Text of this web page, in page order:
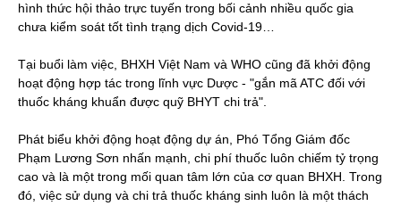
hình thức hội thảo trực tuyến trong bối cảnh nhiều quốc gia
chưa kiểm soát tốt tình trạng dịch Covid-19…
Tại buổi làm việc, BHXH Việt Nam và WHO cũng đã khởi động
hoạt động hợp tác trong lĩnh vực Dược - "gắn mã ATC đối với
thuốc kháng khuẩn được quỹ BHYT chi trả".
Phát biểu khởi động hoạt động dự án, Phó Tổng Giám đốc
Phạm Lương Sơn nhấn mạnh, chi phí thuốc luôn chiếm tỷ trọng
cao và là một trong mối quan tâm lớn của cơ quan BHXH. Trong
đó, việc sử dụng và chi trả thuốc kháng sinh luôn là một thách